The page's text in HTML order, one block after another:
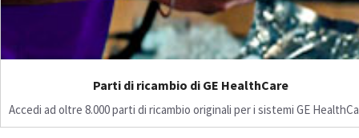
Parti di ricambio di GE HealthCare
Accedi ad oltre 8.000 parti di ricambio originali per i sistemi GE